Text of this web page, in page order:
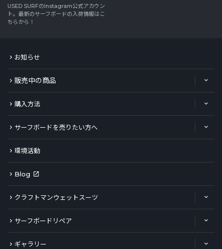
USED SURFのInstagram公式アカウン
ト。最新のサーフボードの入荷情報はこ
ちらから！
お知らせ
販売中の商品
購入方法
サーフボードを売りたい方へ
環境活動
Blog
クラフトマンウェットスーツ
サーフボードリペア
ギャラリー